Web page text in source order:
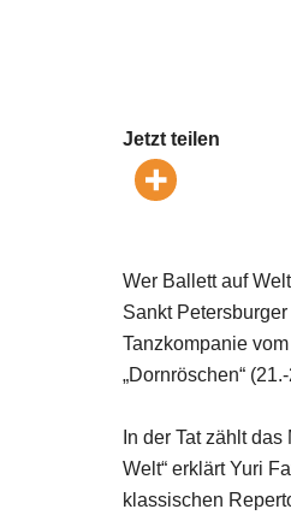
Jetzt teilen
Wer Ballett auf
Sankt
Tanzkompanie
„Dornröschen“
In der Tat zählt
Welt“ erklärt Yuri
klassischen